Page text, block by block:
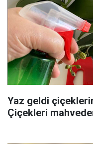
Yaz geldi
Çiçekleri